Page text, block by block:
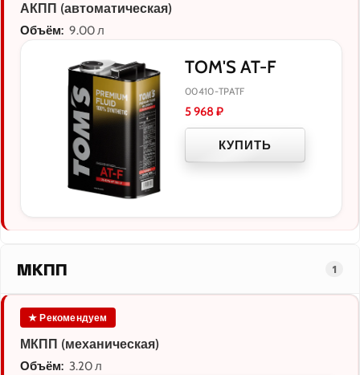
АКПП (автоматическая)
Объём: 9.00 л
TOM'S AT-F
00410-TPATF
5 968₽
КУПИТЬ
МКПП 1
★ Рекомендуем
МКПП (механическая)
Объём: 3.20 л